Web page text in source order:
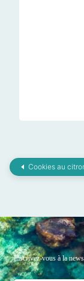
Cookies au
Inscrivez-vous à la